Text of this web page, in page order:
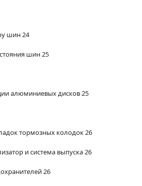
шин 24
шин 25
алюминиевых дисков 25
тормозных колодок 26
и система выпуска 26
26